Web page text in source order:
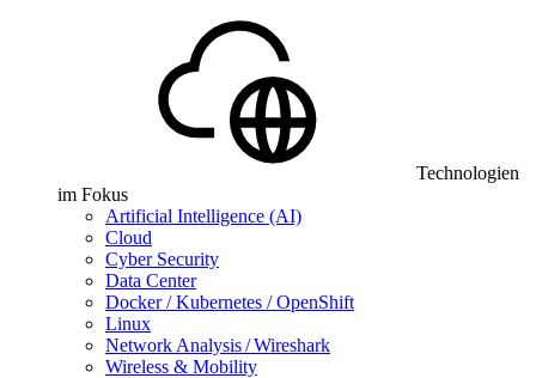
Technologien
im Fokus
Artificial Intelligence (AI)
Cloud
Cyber Security
Data Center
Docker / Kubernetes / OpenShift
Linux
Network Analysis / Wireshark
Wireless & Mobility